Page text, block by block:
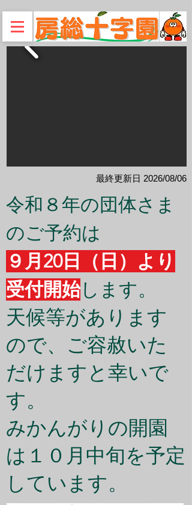
​最終更新日 2026/08/06
令和８年の団体さま
のご予約は
９月20日（日）より
受付開始します。
天候等があります
ので、ご容赦いた
だけますと幸いで
す。
​みかんがりの開園
は１０月中旬を予定
しています。